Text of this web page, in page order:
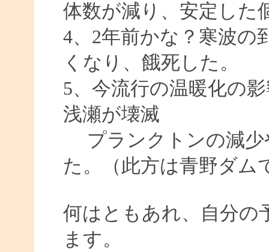
体数が減り、安定した
4、2年前かな？寒波の
くなり、餓死した。
5、今流行の温暖化の
浅瀬が壊滅
プランクトンの減少
た。（此方は青野ダム
何はともあれ、自分の
ます。